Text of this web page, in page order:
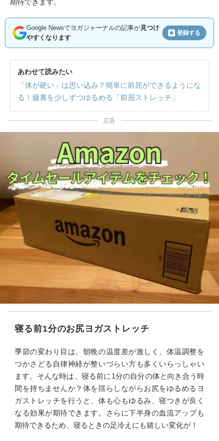
期待できます。
Google Newsでヨガジャーナルの記事が見つけ
やすくなります
登録する
あわせて読みたい
「体が硬い」は思い込み？簡単に前屈ができるようにな
る！腿裏を少しずつゆるめる「前屈ストレッチ」
広告
寝る前1分のお尻ヨガストレッチ
季節の変わり目は、朝晩の温度差が激しく、体温調整を
つかさどる自律神経が整いづらい方も多くいらっしゃい
ます。そんな時は、寝る前に1分の自分の体と向き合う時
間を持ちませんか？体を揺らしながらお尻をゆるめるヨ
ガストレッチを行うと、体も心もゆるみ、寝つきが良く
なる効果が期待できます。さらに下半身の血流アップも
期待できるため、寝るときの足冷えにも嬉しい変化が！